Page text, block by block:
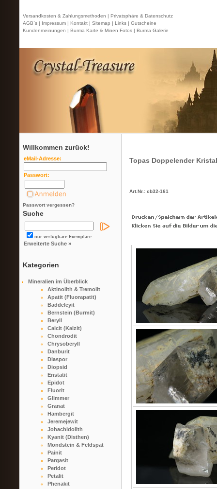
Versandkosten & Zahlungsmethoden | Privatsphäre & Datenschutz
AGB`s | Impressum | Kontakt | Sitemap | Links | Gutscheine
Kundenmeinungen | Burma Karte & Minen Fotos | Burma Galerie
Willkommen zurück!
eMail-Adresse:
Passwort:
Passwort vergessen?
Suche
nur verfügbare Exemplare
Erweiterte Suche »
Kategorien
Mineralien im Überblick
Aktinolith & Tremolit
Apatit (Fluorapatit)
Baddeleyit
Bernstein (Burmit)
Beryll
Calcit (Kalzit)
Chondrodit
Chrysoberyll
Danburit
Diaspor
Diopsid
Enstatit
Epidot
Fluorit
Glimmer
Granat
Hambergit
Jeremejewit
Johachidolith
Kyanit (Disthen)
Mondstein & Feldspat
Painit
Pargasit
Peridot
Petalit
Phenakit
Topas Doppelender
Art.Nr.: cb32-161